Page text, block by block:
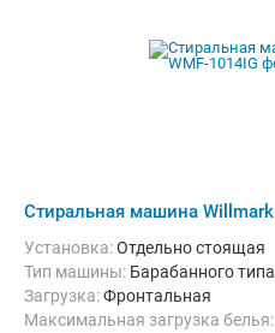
Стиральная машина
Установка:Отдельно стоящая
Тип машины: Барабанного типа
загрузка:Фронтальная
Максимальная загрузка белья: